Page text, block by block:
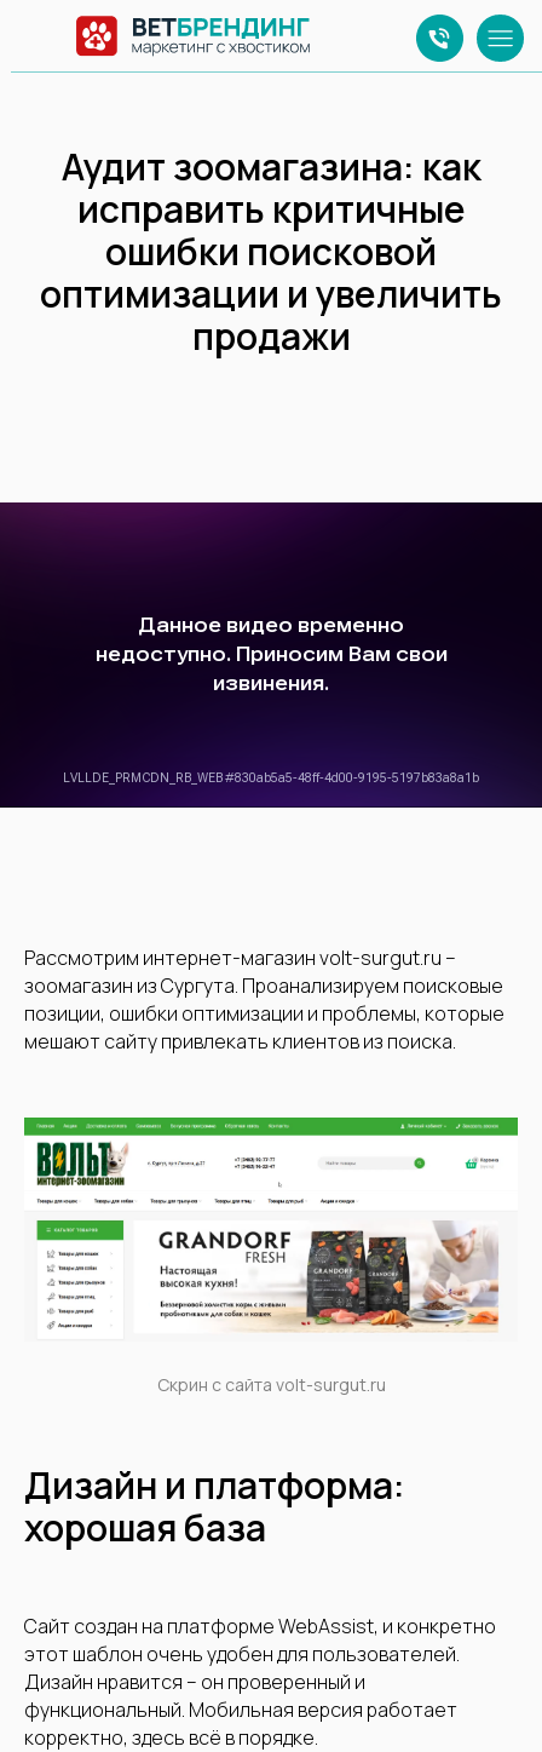
Аудит зоомагазина: как
исправить критичные
ошибки поисковой
оптимизации и увеличить
продажи
Рассмотрим интернет-магазин volt-surgut.ru –
зоомагазин из Сургута. Проанализируем поисковые
позиции, ошибки оптимизации и проблемы, которые
мешают сайту привлекать клиентов из поиска.
Скрин с сайта volt-surgut.ru
Дизайн и платформа:
хорошая база
Сайт создан на платформе WebAssist, и конкретно
этот шаблон очень удобен для пользователей.
Дизайн нравится – он проверенный и
функциональный. Мобильная версия работает
корректно, здесь всё в порядке.